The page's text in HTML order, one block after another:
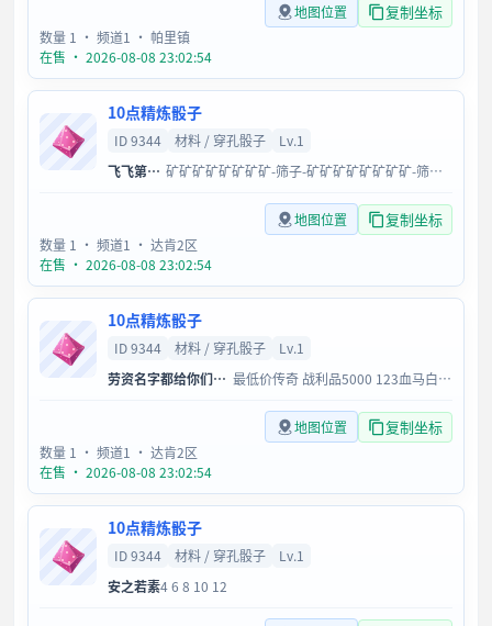
地图位置 复制坐标
数量 1 · 频道1 · 帕里镇
在售 · 2026-08-08 23:02:54
10点精炼骰子
ID 9344 材料 / 穿孔骰子
Lv.1
飞飞第二深情
矿矿矿矿矿矿矿矿-筛子-矿矿矿矿矿矿矿矿-筛子-矿矿矿矿矿矿矿矿
地图位置 复制坐标
数量 1 · 频道1 · 达肯2区
在售 · 2026-08-08 23:02:54
10点精炼骰子
ID 9344 材料 / 穿孔骰子
Lv.1
劳资名字都给你们起了
最低价传奇 战利品5000 123血马白菜价
地图位置 复制坐标
数量 1 · 频道1 · 达肯2区
在售 · 2026-08-08 23:02:54
10点精炼骰子
ID 9344 材料 / 穿孔骰子
Lv.1
安之若素4 6 8 10 12